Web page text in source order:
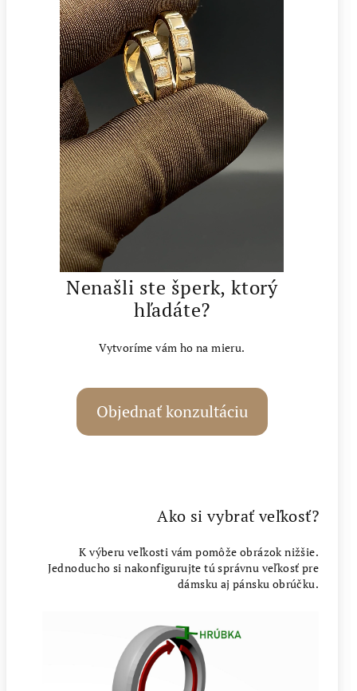
Nenašli ste šperk, ktorý
hľadáte?
Vytvoríme vám ho na mieru.
Objednať konzultáciu
Ako si vybrať veľkosť?
K výberu veľkosti vám pomôže obrázok nižšie.
Jednoducho si nakonfigurujte tú správnu veľkosť pre
dámsku aj pánsku obrúčku.